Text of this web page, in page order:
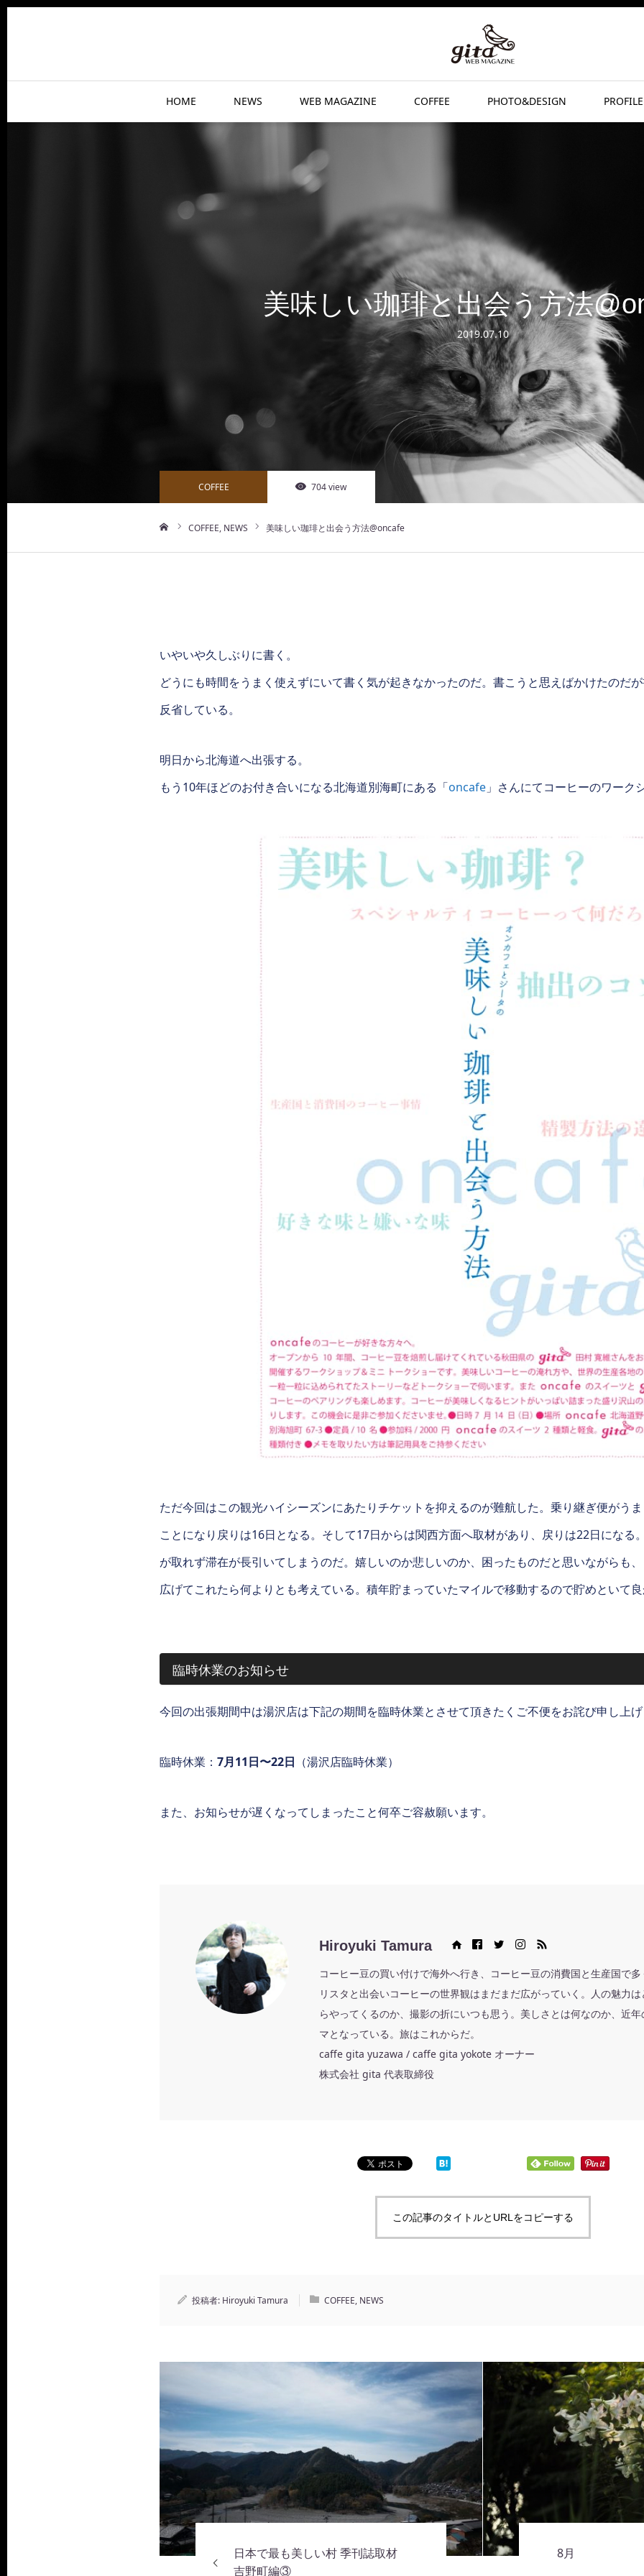
HOME NEWS WEB MAGAZINE COFFEE PHOTO&DESIGN PROFILE
美味しい珈琲と出会う方法
2019.07.10
COFFEE 704 view
COFFEE NEWS 美味しい珈琲と出会う方法@oncafe
いやいや久しぶりに書く。
どうにも時間をうまく使えずにいて書く気が起きなかったのだ。書こうと思えばかけたのだ
反省している。
明日から北海道へ出張する。
もう10年ほどのお付き合いになる北海道別海町にある「oncafe 」さんにてコーヒーのワーク
ただ今回はこの観光ハイシーズンにあたりチケットを抑えるのが難航した。乗り継ぎ便がう
ことになり戻りは16日となる。そして17日からは関西方面へ取材があり、戻りは22日になる
が取れず滞在が長引いてしまうのだ。嬉しいのか悲しいのか、困ったものだと思いながらも
広げてこれたら何よりとも考えている。積年貯まっていたマイルで移動するので貯めといて
臨時休業のお知らせ
今回の出張期間中は湯沢店は下記の期間を臨時休業とさせて頂きたくご不便をお詫び申し上
臨時休業： 7月11日〜22日 （湯沢店臨時休業）
また、お知らせが遅くなってしまったこと何卒ご容赦願います。
Hiroyuki Tamura
Web siteFacebookTwitterInstagram RSS
コーヒー豆の買い付けで海外へ行き、コーヒー豆の消費国と生産国で
リスタと出会いコーヒーの世界観はまだまだ広がっていく。人の魅力
らやってくるのか、撮影の折にいつも思う。美しさとは何なのか、近
マとなっている。旅はこれからだ。
caffe gita yuzawa / caffe gita yokote オーナー
株式会社 gita 代表取締役
この記事のタイトルとURLをコピーする
投稿者: Hiroyuki Tamura COFFEE, NEWS
日本で最も美しい村 季刊誌取材
吉野町編③
8月